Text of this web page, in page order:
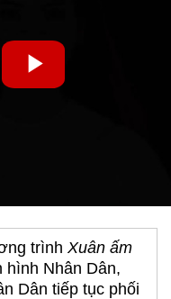
trình Xuân ấm
hình Nhân Dân,
Dân tiếp tục phối